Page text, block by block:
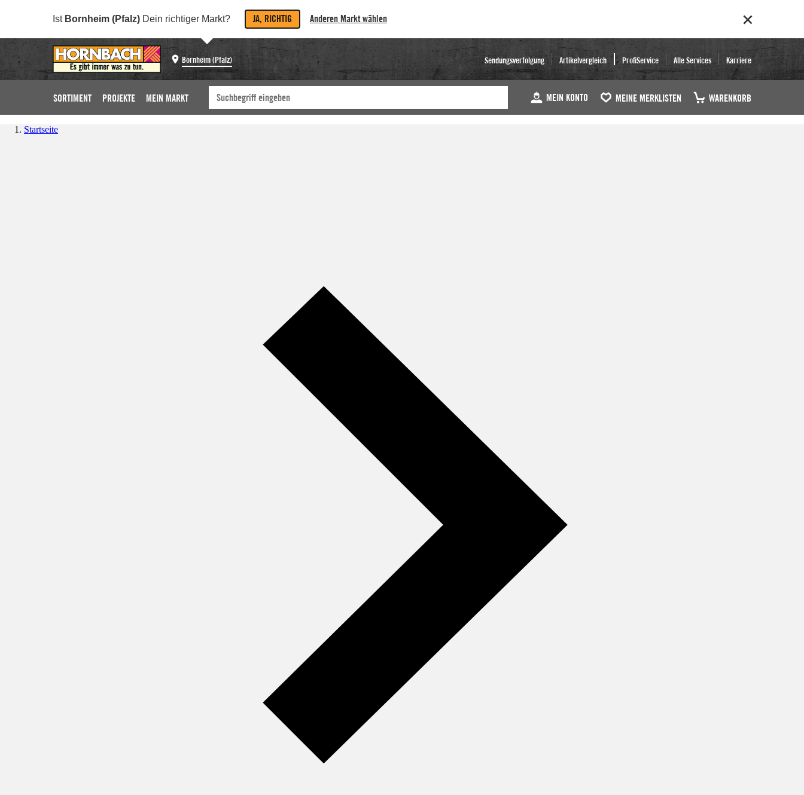
Ist Bornheim (Pfalz) Dein richtiger Markt? JA, RICHTIG Anderen Markt wählen
Bornheim (Pfalz) Sendungsverfolgung Artikelvergleich ProfiService Alle Services Karriere
SORTIMENT PROJEKTE MEIN MARKT MEIN KONTO MEINE MERKLISTEN WARENKORB
Startseite